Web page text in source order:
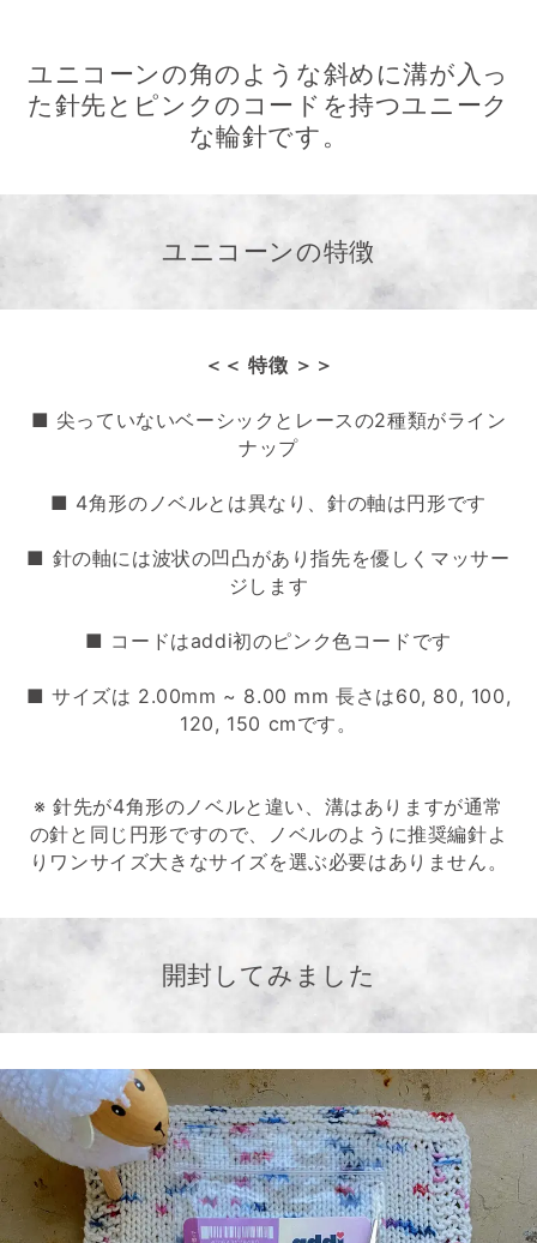
ユニコーンの角のような斜めに溝が入っ
た針先とピンクのコードを持つユニーク
な輪針です。
ユニコーンの特徴
＜＜ 特徴 ＞＞
■ 尖っていないベーシックとレースの2種類がライン
ナップ
■ 4角形のノベルとは異なり、針の軸は円形です
■ 針の軸には波状の凹凸があり指先を優しくマッサー
ジします
■ コードはaddi初のピンク色コードです
■ サイズは 2.00mm ~ 8.00 mm 長さは60, 80, 100,
120, 150 cmです。
※ 針先が4角形のノベルと違い、溝はありますが通常
の針と同じ円形ですので、ノベルのように推奨編針よ
りワンサイズ大きなサイズを選ぶ必要はありません。
開封してみました